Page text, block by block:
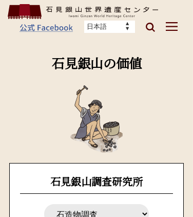
石見銀山の価値
石見銀山調査研究所